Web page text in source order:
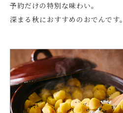
予約だけの特別な味わい。
深まる秋におすすめのおでんです。